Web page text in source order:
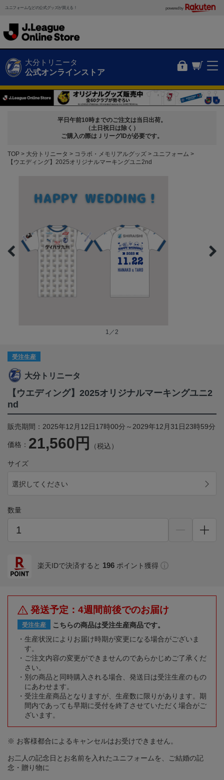
ユニフォームなどの公式グッズが買える！ powered by
大分トリニータ
公式オンラインストア
平日午前10時までのご注文は当日出荷。
（土日祝日は除く）
ご購入の際はＪリーグIDが必要です。
TOP 大分トリニータ コラボ・メモリアルグッズ
ユニフォーム
【ウエディング】2025オリジナルマーキングユニ2nd
1／2
受注生産
大分トリニータ
【ウエディング】2025オリジナルマーキングユニ2
nd
販売期間：2025年12月12日17時00分～2029年12月31日23時59分
価格： 21,560円 （税込）
サイズ
選択してください
数量
楽天IDで決済すると 196 ポイント獲得
発送予定：4週間前後でのお届け
受注生産
こちらの商品は受注生産商品です。
生産状況によりお届け時期が変更になる場合がございま
す。
ご注文内容の変更ができませんのであらかじめご了承くだ
さい。
別の商品と同時購入される場合、発送日は受注生産のもの
にあわせます。
受注生産商品となりますが、生産数に限りがあります。期
間内であっても早期に受付を終了させていただく場合がご
ざいます。
※ お客様都合によるキャンセルはお受けできません。
お二人の記念日とお名前を入れたユニフォームを、ご結婚の記
念・贈り物に